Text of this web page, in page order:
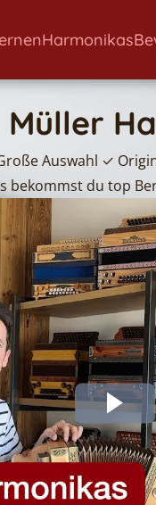
Harmonikas
Müller
Auswahl ✓
bekommst du top